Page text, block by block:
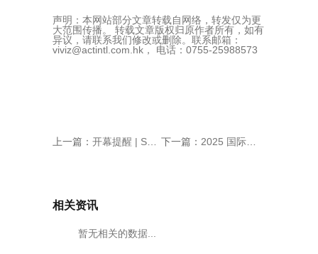
声明：本网站部分文章转载自网络，转发仅为更
大范围传播。 转载文章版权归原作者所有，如有
异议，请联系我们修改或删除。联系邮箱：
viviz@actintl.com.hk， 电话：0755-25988573
上一篇： 开幕提醒 | SEMICON/FPD China 2025 明日盛大开幕 下一篇： 2025 国际集成电路展览会暨研讨会（IIC Shanghai）圆满闭幕
相关资讯
暂无相关的数据...